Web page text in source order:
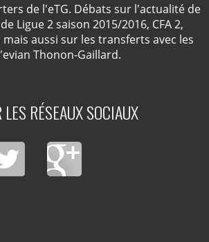
de l'eTG. Débats sur l'actualité de
Ligue 2 saison 2015/2016, CFA 2,
aussi sur les transferts avec les
Thonon-Gaillard.
RÉSEAUX SOCIAUX